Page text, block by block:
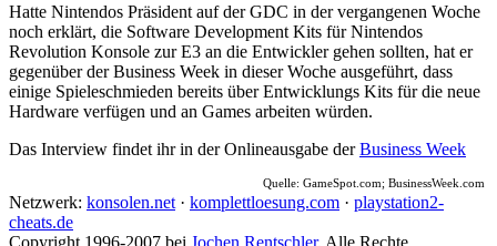
Hatte Nintendos Präsident auf der GDC in der vergangenen Woche
noch erklärt, die Software Development Kits für Nintendos
Revolution Konsole zur E3 an die Entwickler gehen sollten, hat er
gegenüber der Business Week in dieser Woche ausgeführt, dass
einige Spieleschmieden bereits über Entwicklungs Kits für die neue
Hardware verfügen und an Games arbeiten würden.
Das Interview findet ihr in der Onlineausgabe derBusiness Week
Quelle: GameSpot.com; BusinessWeek.com
Netzwerk: konsolen.net · komplettloesung.com · playstation2-
cheats.de
Copyright 1996-2007 bei Jochen Rentschler. Alle Rechte